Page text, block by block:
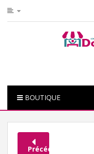
BOUTIQUE
Précédent